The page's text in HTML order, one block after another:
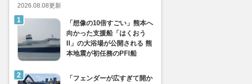
2026.08.08更新
「想像の10倍すごい」熊本へ
向かった支援船「はくおう
II」の大浴場が公開される 熊
本地震が初任務のPFI船
「フェンダーが広すぎて開か